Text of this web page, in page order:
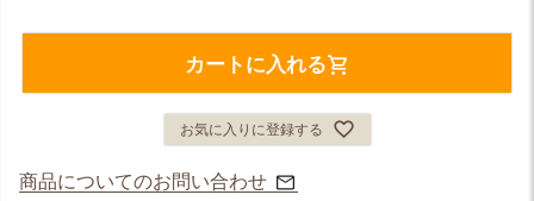
カートに入れる
お気に入りに登録する
商品についてのお問い合わせ